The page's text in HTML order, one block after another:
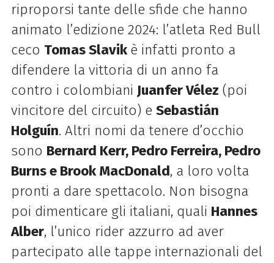
riproporsi tante delle sfide che hanno
animato l’edizione 2024: l’atleta Red Bull
ceco Tomas Slavikè infatti pronto a
difendere la vittoria di un anno fa
contro i colombiani Juanfer Vélez (poi
vincitore del circuito) e Sebastián
Holguín. Altri nomi da tenere d’occhio
sono Bernard Kerr, Pedro Ferreira, Pedro
Burns e Brook MacDonald, a loro volta
pronti a dare spettacolo. Non bisogna
poi dimenticare gli italiani, quali Hannes
Alber, l’unico rider azzurro ad aver
partecipato alle tappe internazionali del